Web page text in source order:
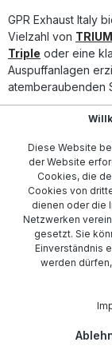
sportlicher Sound
in Italien –
Qualität Lieferumfang: GPR Ultracone Inox
Montagezubehör
GPR Exhaust Italy
Vielzahl von
Triple oder eine
Auspuffanlagen
atemberaubenden
Wir bieten
Auspuffe
und Langlebigkeit
Performance
Besucher, die sich
interessieren,
Produkte sind
zwischen Stil,
und die
Entdecke jetzt
Auspufflösung für
Diese Website
der Website
Cookies, die
Cookies von
dienen oder die
Netzwerken
gesetzt. Sie
Einverständnis
werden